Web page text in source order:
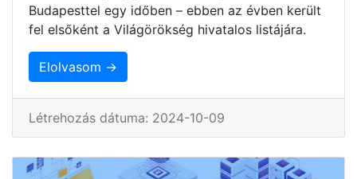
Budapesttel egy időben – ebben az évben került
fel elsőként a Világörökség hivatalos listájára.
Elolvasom →
Létrehozás dátuma: 2024-10-09